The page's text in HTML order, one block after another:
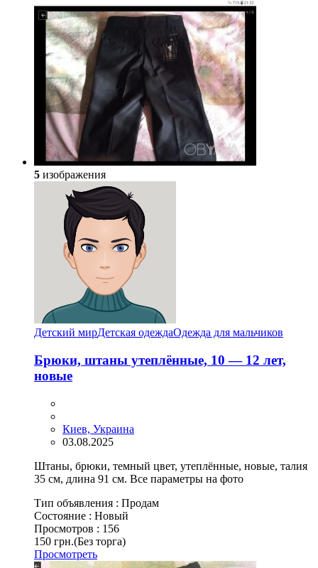
5 изображения
Детский мирДетская одеждаОдежда для мальчиков
Брюки, штаны утеплённые, 10 — 12 лет,
новые
Киев, Украина
03.08.2025
Штаны, брюки, темный цвет, утеплённые, новые, талия
35 см, длина 91 см. Все параметры на фото
Тип объявления : Продам
Состояние : Новый
Просмотров : 156
150 грн.(Без торга)
Просмотреть